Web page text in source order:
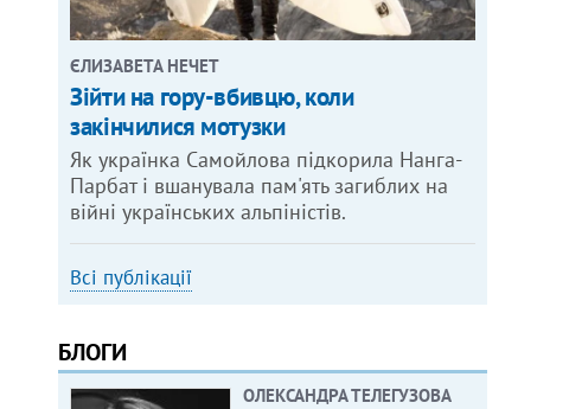
ЄЛИЗАВЕТА НЕЧЕТ
Зійти на гору-вбивцю, коли
закінчилися мотузки
Як українка Самойлова підкорила Нанга-
Парбат і вшанувала пам'ять загиблих на
війні українських альпіністів.
Всі публікації
БЛОГИ
ОЛЕКСАНДРА ТЕЛЕГУЗОВА